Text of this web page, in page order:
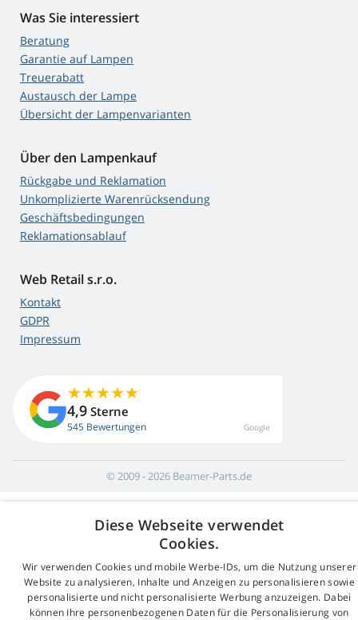
Was Sie interessiert
Beratung
Garantie auf Lampen
Treuerabatt
Austausch der Lampe
Übersicht der Lampenvarianten
Über den Lampenkauf
Rückgabe und Reklamation
Unkomplizierte Warenrücksendung
Geschäftsbedingungen
Reklamationsablauf
Web Retail s.r.o.
Kontakt
GDPR
Impressum
4,9 Sterne
545 Bewertungen Google
© 2009 - 2026 Beamer-Parts.de
Diese Webseite verwendet
Cookies.
Wir verwenden Cookies und mobile Werbe-IDs, um die Nutzung unserer
Website zu analysieren, Inhalte und Anzeigen zu personalisieren sowie
personalisierte und nicht personalisierte Werbung anzuzeigen. Dabei
können Ihre personenbezogenen Daten für die Personalisierung von